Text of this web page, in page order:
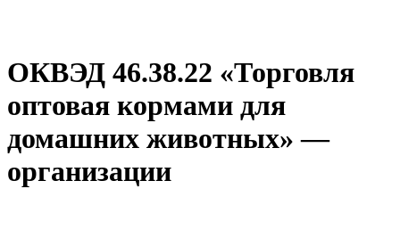
ОКВЭД 46.38.22 «Торговля
оптовая кормами для
домашних животных» —
организации